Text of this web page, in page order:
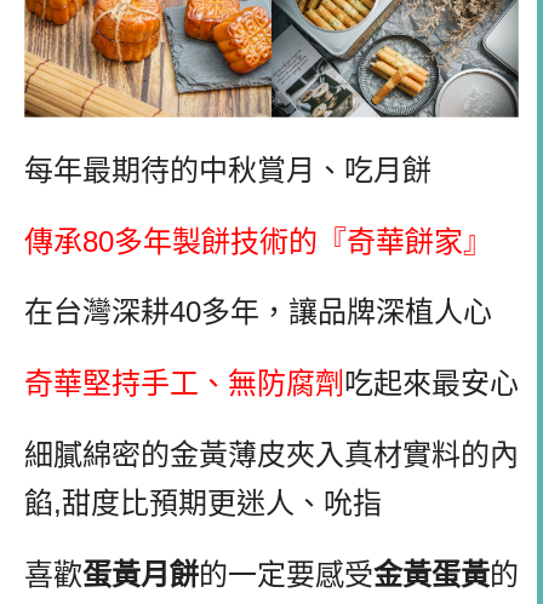
每年最期待的中秋賞月、吃月餅
傳承80多年製餅技術的『奇華餅家』
在台灣深耕40多年，讓品牌深植人心
奇華堅持手工、無防腐劑 吃起來最安心
細膩綿密的金黃薄皮夾入真材實料的內
餡,甜度比預期更迷人、 吮指
喜歡蛋黃月餅的一定要感受金黃蛋黃的